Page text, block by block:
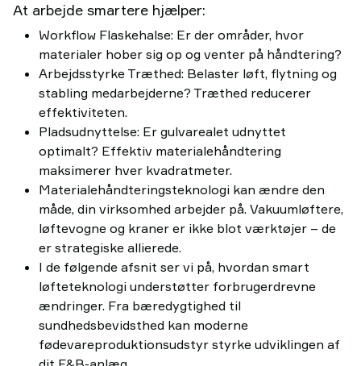
At arbejde smartere hjælper:
Workflow Flaskehalse: Er der områder, hvor
materialer hober sig op og venter på håndtering?
Arbejdsstyrke Træthed: Belaster løft, flytning og
stabling medarbejderne? Træthed reducerer
effektiviteten.
Pladsudnyttelse: Er gulvarealet udnyttet
optimalt? Effektiv materialehåndtering
maksimerer hver kvadratmeter.
Materialehåndteringsteknologi kan ændre den
måde, din virksomhed arbejder på. Vakuumløftere,
løftevogne og kraner er ikke blot værktøjer – de
er strategiske allierede.
I de følgende afsnit ser vi på, hvordan smart
løfteteknologi understøtter forbrugerdrevne
ændringer. Fra bæredygtighed til
sundhedsbevidsthed kan moderne
fødevareproduktionsudstyr styrke udviklingen af